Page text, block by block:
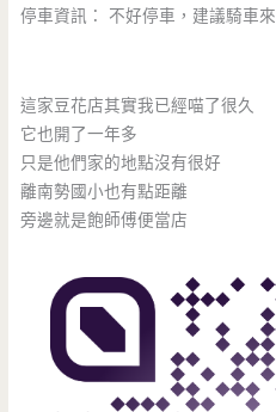
停車資訊： 不好停車，建議騎車來
這家豆花店其實我已經喵了很久
它也開了一年多
只是他們家的地點沒有很好
離南勢國小也有點距離
旁邊就是飽師傅便當店